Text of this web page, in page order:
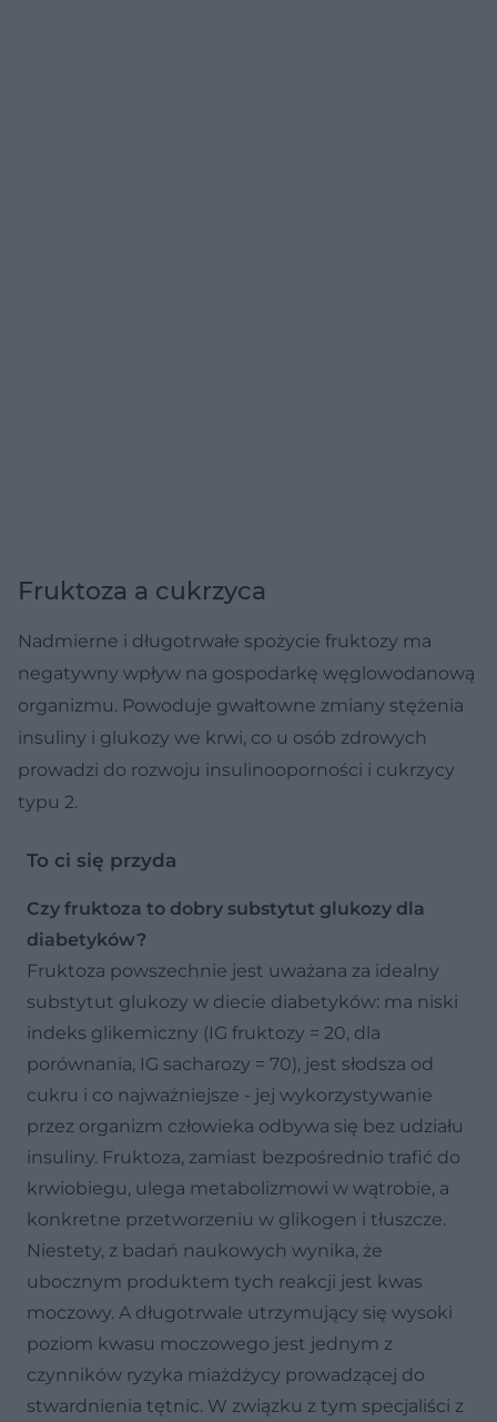
Fruktoza a cukrzyca
Nadmierne i długotrwałe spożycie fruktozy ma
negatywny wpływ na gospodarkę węglowodanową
organizmu. Powoduje gwałtowne zmiany stężenia
insuliny i glukozy we krwi, co u osób zdrowych
prowadzi do rozwoju insulinooporności i cukrzycy
typu 2.
To ci się przyda
Czy fruktoza to dobry substytut glukozy dla
diabetyków?
Fruktoza powszechnie jest uważana za idealny
substytut glukozy w diecie diabetyków: ma niski
indeks glikemiczny (IG fruktozy = 20, dla
porównania, IG sacharozy = 70), jest słodsza od
cukru i co najważniejsze - jej wykorzystywanie
przez organizm człowieka odbywa się bez udziału
insuliny. Fruktoza, zamiast bezpośrednio trafić do
krwiobiegu, ulega metabolizmowi w wątrobie, a
konkretne przetworzeniu w glikogen i tłuszcze.
Niestety, z badań naukowych wynika, że
ubocznym produktem tych reakcji jest kwas
moczowy. A długotrwale utrzymujący się wysoki
poziom kwasu moczowego jest jednym z
czynników ryzyka miażdżycy prowadzącej do
stwardnienia tętnic. W związku z tym specjaliści z